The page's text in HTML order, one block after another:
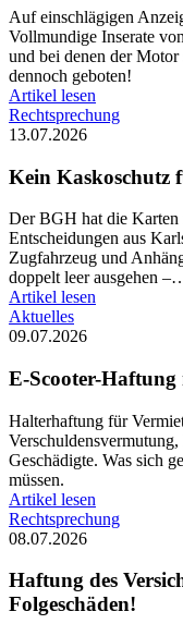
Auf einschlägigen
Vollmundige Inserate
und bei denen der
dennoch geboten!
Artikel lesen
Rechtsprechung
13.07.2026
Kein Kaskoschutz
Der BGH hat die Karten
Entscheidungen aus
Zugfahrzeug und
doppelt leer ausgehen
Artikel lesen
Aktuelles
09.07.2026
E-Scooter-Haftung
Halterhaftung für
Geschädigte. Was sich
müssen.
Artikel lesen
Rechtsprechung
08.07.2026
Haftung des
Folgeschäden!